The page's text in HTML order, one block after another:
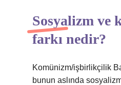
Sosyalizm ve
farkı nedir?
Komünizm/işbirlikçilik
bunun aslında